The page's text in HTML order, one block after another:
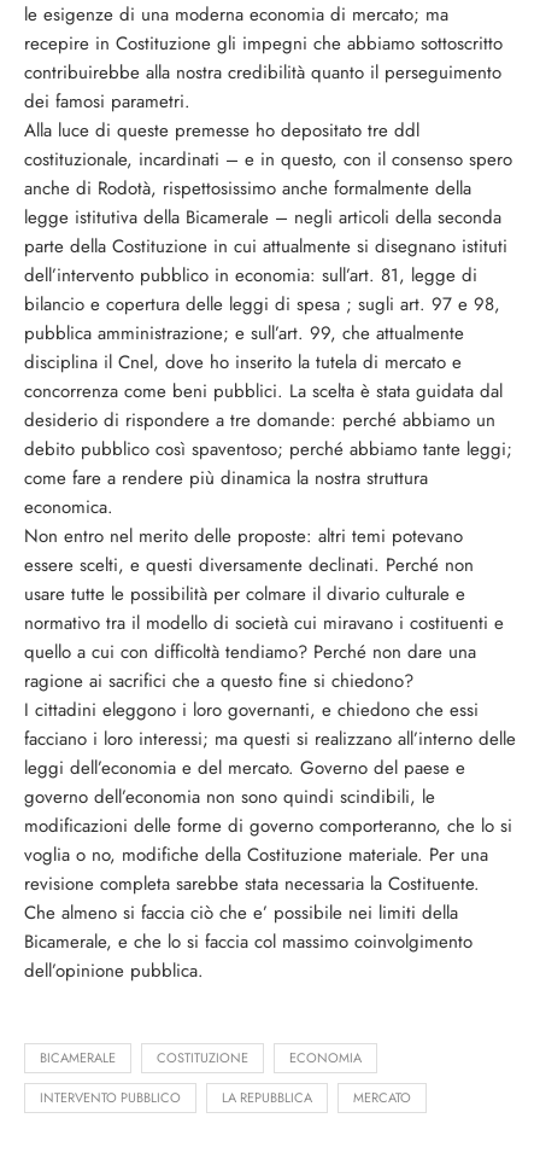
le esigenze di una moderna economia di mercato; ma
recepire in Costituzione gli impegni che abbiamo sottoscritto
contribuirebbe alla nostra credibilità quanto il perseguimento
dei famosi parametri.
Alla luce di queste premesse ho depositato tre ddl
costituzionale, incardinati – e in questo, con il consenso spero
anche di Rodotà, rispettosissimo anche formalmente della
legge istitutiva della Bicamerale – negli articoli della seconda
parte della Costituzione in cui attualmente si disegnano istituti
dell’intervento pubblico in economia: sull’art. 81, legge di
bilancio e copertura delle leggi di spesa ; sugli art. 97 e 98,
pubblica amministrazione; e sull’art. 99, che attualmente
disciplina il Cnel, dove ho inserito la tutela di mercato e
concorrenza come beni pubblici. La scelta è stata guidata dal
desiderio di rispondere a tre domande: perché abbiamo un
debito pubblico così spaventoso; perché abbiamo tante leggi;
come fare a rendere più dinamica la nostra struttura
economica.
Non entro nel merito delle proposte: altri temi potevano
essere scelti, e questi diversamente declinati. Perché non
usare tutte le possibilità per colmare il divario culturale e
normativo tra il modello di società cui miravano i costituenti e
quello a cui con difficoltà tendiamo? Perché non dare una
ragione ai sacrifici che a questo fine si chiedono?
I cittadini eleggono i loro governanti, e chiedono che essi
facciano i loro interessi; ma questi si realizzano all’interno delle
leggi dell’economia e del mercato. Governo del paese e
governo dell’economia non sono quindi scindibili, le
modificazioni delle forme di governo comporteranno, che lo si
voglia o no, modifiche della Costituzione materiale. Per una
revisione completa sarebbe stata necessaria la Costituente.
Che almeno si faccia ciò che e’ possibile nei limiti della
Bicamerale, e che lo si faccia col massimo coinvolgimento
dell’opinione pubblica.
BICAMERALE COSTITUZIONE ECONOMIA
INTERVENTO PUBBLICO LA REPUBBLICA MERCATO